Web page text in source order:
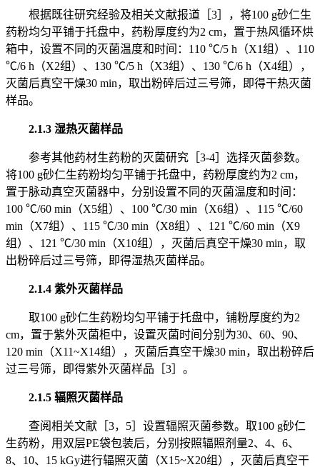
根据既往研究经验及相关文献报道［3］，将100 g砂仁生
药粉均匀平铺于托盘中，药粉厚度约为2 cm，置于热风循环烘
箱中，设置不同的灭菌温度和时间：110 ℃/5 h（X1组）、110
℃/6 h（X2组）、130 ℃/5 h（X3组）、130 ℃/6 h（X4组），
灭菌后真空干燥30 min，取出粉碎后过三号筛，即得干热灭菌
样品。
2.1.3 湿热灭菌样品
参考其他药材生药粉的灭菌研究［3-4］选择灭菌参数。
将100 g砂仁生药粉均匀平铺于托盘中，药粉厚度约为2 cm，
置于脉动真空灭菌器中，分别设置不同的灭菌温度和时间：
100 ℃/60 min（X5组）、100 ℃/30 min（X6组）、115 ℃/60
min（X7组）、115 ℃/30 min（X8组）、121 ℃/60 min（X9
组）、121 ℃/30 min（X10组），灭菌后真空干燥30 min，取
出粉碎后过三号筛，即得湿热灭菌样品。
2.1.4 紫外灭菌样品
取100 g砂仁生药粉均匀平铺于托盘中，铺粉厚度约为2
cm，置于紫外灭菌柜中，设置灭菌时间分别为30、60、90、
120 min（X11~X14组），灭菌后真空干燥30 min，取出粉碎后
过三号筛，即得紫外灭菌样品［3］。
2.1.5 辐照灭菌样品
查阅相关文献［3，5］设置辐照灭菌参数。取100 g砂仁
生药粉，用双层PE袋包装后，分别按照辐照剂量2、4、6、
8、10、15 kGy进行辐照灭菌（X15~X20组），灭菌后真空干